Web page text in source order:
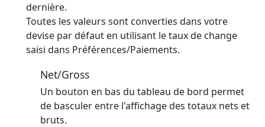
dernière.
Toutes les valeurs sont converties dans votre
devise par défaut en utilisant le taux de change
saisi dans Préférences/Paiements.
Net/Gross
Un bouton en bas du tableau de bord permet
de basculer entre l'affichage des totaux nets et
bruts.